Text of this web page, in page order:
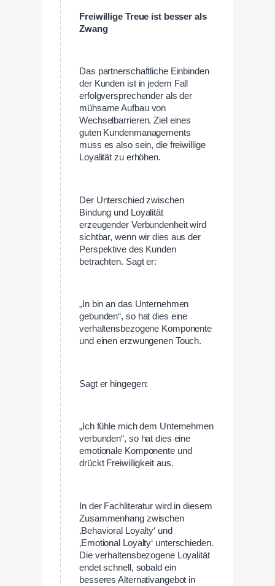
Freiwillige Treue ist besser als
Zwang
Das partnerschaftliche Einbinden
der Kunden ist in jedem Fall
erfolgversprechender als der
mühsame Aufbau von
Wechselbarrieren. Ziel eines
guten Kundenmanagements
muss es also sein, die freiwillige
Loyalität zu erhöhen.
Der Unterschied zwischen
Bindung und Loyalität
erzeugender Verbundenheit wird
sichtbar, wenn wir dies aus der
Perspektive des Kunden
betrachten. Sagt er:
„In bin an das Unternehmen
gebunden“, so hat dies eine
verhaltensbezogene Komponente
und einen erzwungenen Touch.
Sagt er hingegen:
„Ich fühle mich dem Unternehmen
verbunden“, so hat dies eine
emotionale Komponente und
drückt Freiwilligkeit aus.
In der Fachliteratur wird in diesem
Zusammenhang zwischen
‚Behavioral Loyalty‘ und
‚Emotional Loyalty‘ unterschieden.
Die verhaltensbezogene Loyalität
endet schnell, sobald ein
besseres Alternativangebot in